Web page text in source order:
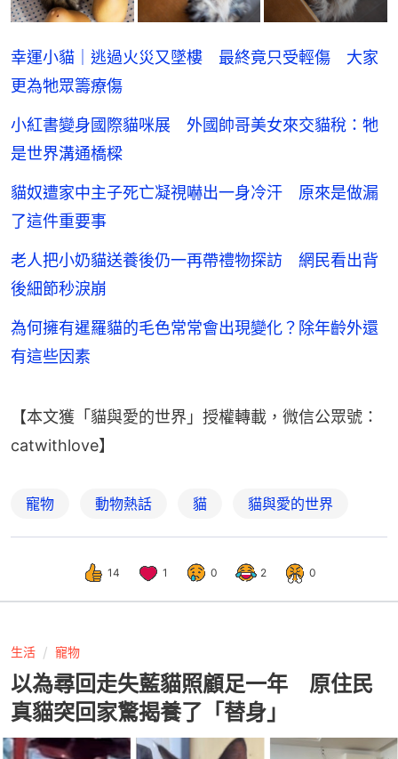
幸運小貓｜逃過火災又墜樓 最終竟只受輕傷 大家
更為牠眾籌療傷
小紅書變身國際貓咪展 外國帥哥美女來交貓稅：牠
是世界溝通橋樑
貓奴遭家中主子死亡凝視嚇出一身冷汗 原來是做漏
了這件重要事
老人把小奶貓送養後仍一再帶禮物探訪 網民看出背
後細節秒淚崩
為何擁有暹羅貓的毛色常常會出現變化？除年齡外還
有這些因素
【本文獲「貓與愛的世界」授權轉載，微信公眾號：
catwithlove】
寵物 動物熱話 貓 貓與愛的世界
14 1 0 2 0
生活 寵物
以為尋回走失藍貓照顧足一年 原住民
真貓突回家驚揭養了「替身」